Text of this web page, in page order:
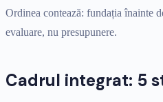
Ordinea contează: fundația înainte
evaluare, nu presupunere.
Cadrul integrat: 5